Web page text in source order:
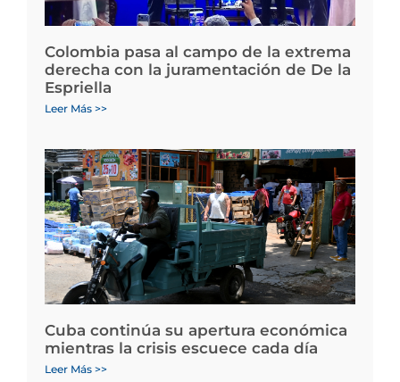
Colombia pasa al campo de la extrema
derecha con la juramentación de De la
Espriella
Leer Más >>
Cuba continúa su apertura económica
mientras la crisis escuece cada día
Leer Más >>